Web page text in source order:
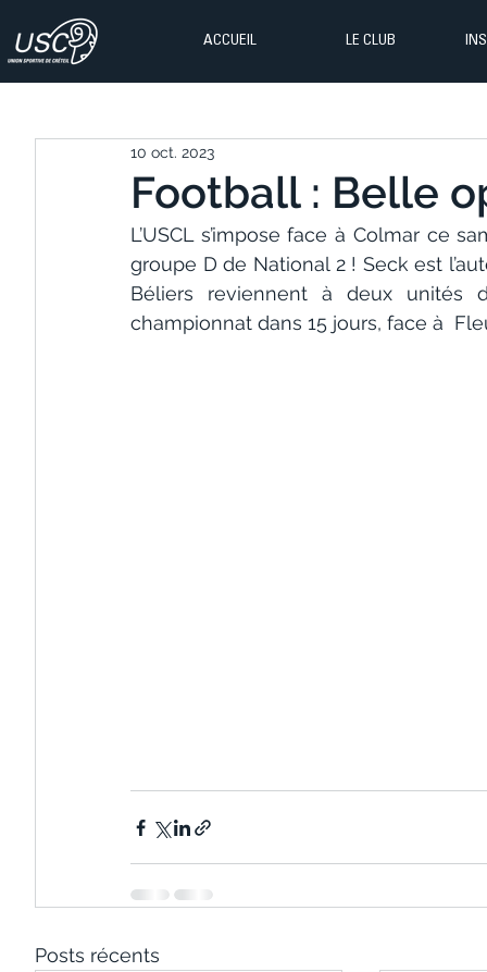
ACCUEIL LE CLUB
Football : Belle
10 oct. 2023
L’USCL s’impose face à Colmar ce
groupe D de National 2 ! Seck est
Béliers reviennent à deux unités
championnat dans 15 jours, face à
Posts récents